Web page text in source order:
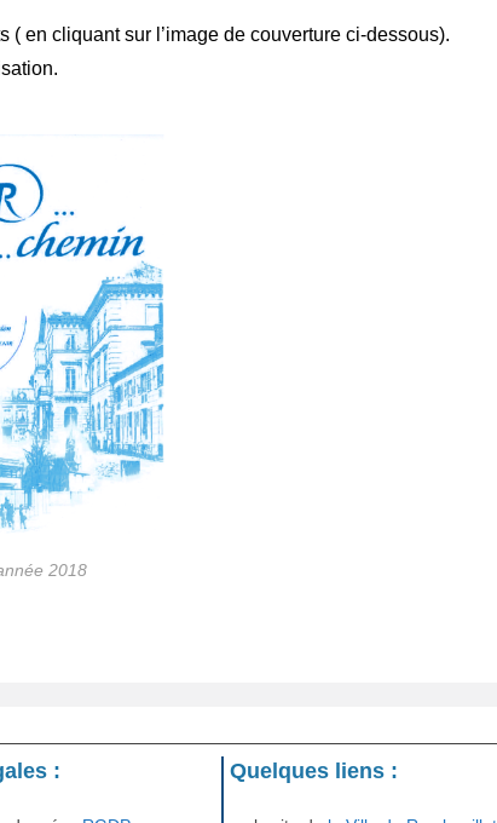
en cliquant sur l’image de couverture ci-dessous).
2018
: Quelques liens :